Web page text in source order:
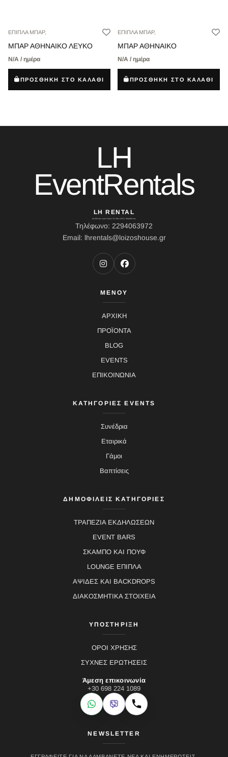
ΕΠΙΠΛΑ ΜΠΑΡ,
ΜΠΑΡ ΑΘΗΝΑΙΚΟ ΛΕΥΚΟ
Ν/Α / ημέρα
ΠΡΟΣΘΗΚΗ ΣΤΟ ΚΑΛΑΘΙ
ΕΠΙΠΛΑ ΜΠΑΡ,
ΜΠΑΡ ΑΘΗΝΑΙΚΟ
Ν/Α / ημέρα
ΠΡΟΣΘΗΚΗ ΣΤΟ ΚΑΛΑΘΙ
LH
EventRentals
LH RENTAL
Διεύθυνση: Ιερού Λόχου 10, Κάτω Σούλι, Μαραθώνας
Τηλέφωνο: 2294063972
Email: lhrentals@loizoshouse.gr
ΜΕΝΟΥ
ΑΡΧΙΚΗ
ΠΡΟΪΟΝΤΑ
BLOG
EVENTS
ΕΠΙΚΟΙΝΩΝΙΑ
ΚΑΤΗΓΟΡΙΕΣ EVENTS
Συνέδρια
Εταιρικά
Γάμοι
Βαπτίσεις
ΔΗΜΟΦΙΛΕΙΣ ΚΑΤΗΓΟΡΙΕΣ
ΤΡΑΠΕΖΙΑ ΕΚΔΗΛΩΣΕΩΝ
EVENT BARS
ΣΚΑΜΠΟ ΚΑΙ ΠΟΥΦ
LOUNGE ΕΠΙΠΛΑ
ΑΨΙΔΕΣ ΚΑΙ BACKDROPS
ΔΙΑΚΟΣΜΗΤΙΚΑ ΣΤΟΙΧΕΙΑ
ΥΠΟΣΤΗΡΙΞΗ
ΟΡΟΙ ΧΡΗΣΗΣ
ΣΥΧΝΕΣ ΕΡΩΤΗΣΕΙΣ
Άμεση επικοινωνία
+30 698 224 1089
WhatsApp
Viber Κλήση
NEWSLETTER